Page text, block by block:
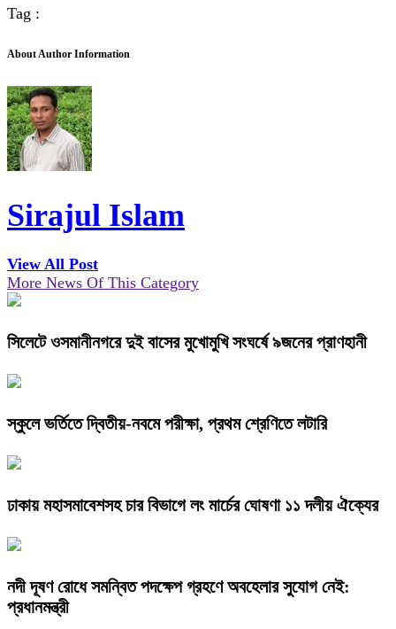
Tag :
About Author Information
Sirajul Islam
View All Post
More News Of This Category
সিলেটে ওসমানীনগরে দুই বাসের মুখোমুখি সংঘর্ষে ৯জনের প্রাণহানী
স্কুলে ভর্তিতে দ্বিতীয়-নবমে পরীক্ষা, প্রথম শ্রেণিতে লটারি
ঢাকায় মহাসমাবেশসহ চার বিভাগে লং মার্চের ঘোষণা ১১ দলীয় ঐক্যের
নদী দূষণ রোধে সমন্বিত পদক্ষেপ গ্রহণে অবহেলার সুযোগ নেই:
প্রধানমন্ত্রী